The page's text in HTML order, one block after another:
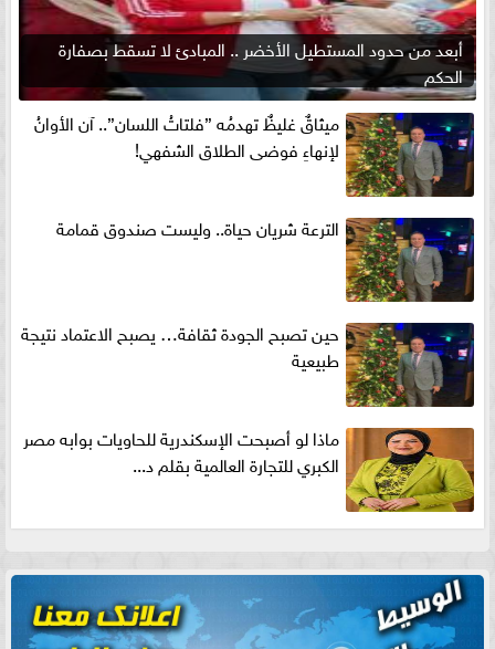
أبعد من حدود المستطيل الأخضر .. المبادئ لا تسقط بصفارة
الحكم
ميثاقٌ غليظٌ تهدمُه ”فلتاتُ اللسان”.. آن الأوانُ
لإنهاءِ فوضى الطلاق الشفهي!
الترعة شريان حياة.. وليست صندوق قمامة
حين تصبح الجودة ثقافة… يصبح الاعتماد نتيجة
طبيعية
ماذا لو أصبحت الإسكندرية للحاويات بوابه مصر
الكبري للتجارة العالمية بقلم د...